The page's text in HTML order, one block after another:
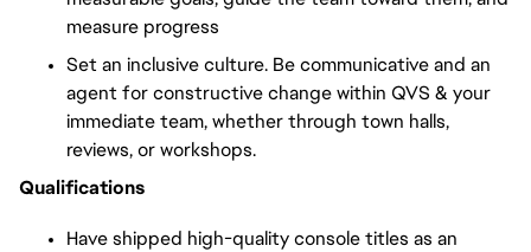
measure progress
Set an inclusive culture. Be communicative and an
agent for constructive change within QVS & your
immediate team, whether through town halls,
reviews, or workshops.
Qualifications
Have shipped high-quality console titles as an